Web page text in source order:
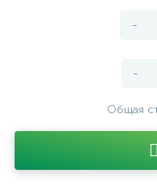
-
-
Общая